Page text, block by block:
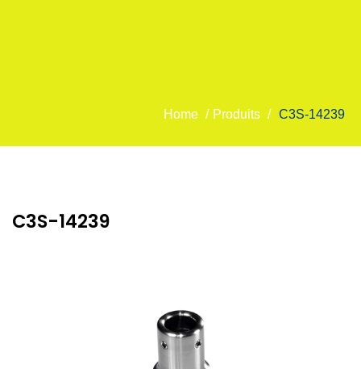
Home / Produits / C3S-14239
C3S-14239